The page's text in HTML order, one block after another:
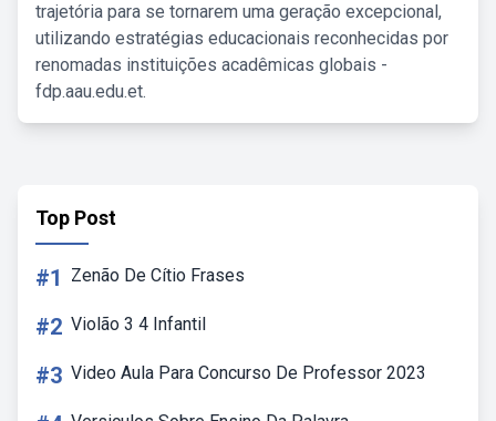
trajetória para se tornarem uma geração excepcional,
utilizando estratégias educacionais reconhecidas por
renomadas instituições acadêmicas globais -
fdp.aau.edu.et.
Top Post
#1 Zenão De Cítio Frases
#2 Violão 3 4 Infantil
#3 Video Aula Para Concurso De Professor 2023